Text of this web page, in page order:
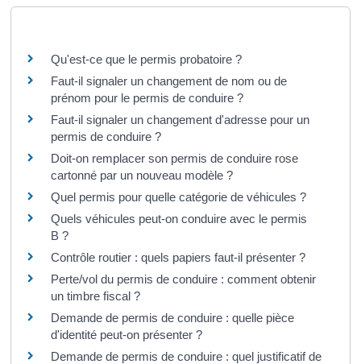
Qu'est-ce que le permis probatoire ?
Faut-il signaler un changement de nom ou de
prénom pour le permis de conduire ?
Faut-il signaler un changement d'adresse pour un
permis de conduire ?
Doit-on remplacer son permis de conduire rose
cartonné par un nouveau modèle ?
Quel permis pour quelle catégorie de véhicules ?
Quels véhicules peut-on conduire avec le permis
B ?
Contrôle routier : quels papiers faut-il présenter ?
Perte/vol du permis de conduire : comment obtenir
un timbre fiscal ?
Demande de permis de conduire : quelle pièce
d'identité peut-on présenter ?
Demande de permis de conduire : quel justificatif de